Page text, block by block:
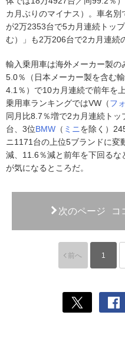
カ月ぶりのマイナス）。車名別
が2万2353台で5カ月連続トッ
む）」も2万206台で2カ月連続
輸入乗用車は海外メーカー製
5.0％（日本メーカー製を含む
4.1％）で10カ月連続で前年を
乗用車ランキングではVW（フ
同月比8.7％増で2カ月連続トッ
台、3位BMW （ ミニを除く）
ニ1171台の上位5ブランドに変
減、11.6％減と前年を下回る
が気になるところだ。
次のページ コ
前へ 1